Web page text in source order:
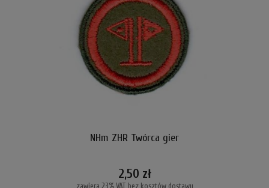
NHm ZHR Twórca gier
2,50 zł
zawiera 23% VAT, bez kosztów dostawy